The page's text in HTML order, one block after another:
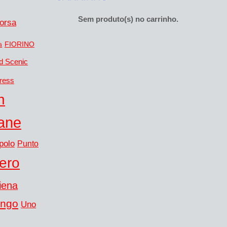
FIORINO
Scenic
polo Punto
Uno
Sem produto(s) no carrinho.